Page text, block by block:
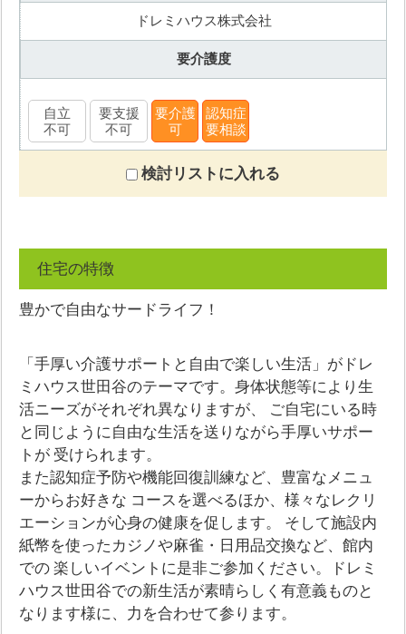
ドレミハウス株式会社
要介護度
自立
不可
要支援
不可
要介護
可
認知症
要相談
検討リストに入れる
住宅の特徴
豊かで自由なサードライフ！
「手厚い介護サポートと自由で楽しい生活」がドレ
ミハウス世田谷のテーマです。身体状態等により生
活ニーズがそれぞれ異なりますが、 ご自宅にいる時
と同じように自由な生活を送りながら手厚いサポー
トが 受けられます。
また認知症予防や機能回復訓練など、豊富なメニュ
ーからお好きな コースを選べるほか、様々なレクリ
エーションが心身の健康を促します。 そして施設内
紙幣を使ったカジノや麻雀・日用品交換など、館内
での 楽しいイベントに是非ご参加ください。ドレミ
ハウス世田谷での新生活が素晴らしく有意義ものと
なります様に、力を合わせて参ります。